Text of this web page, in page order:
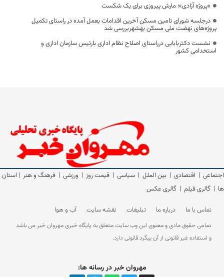
«پروژه آزادی»؛ مارش پیروزی برای یک شکست
درجلسه شورای تامین مسکن آخرین اقدامات بعمل آمده در راستای تکمیل
پروژه‌های نهضت ملی مسکن بهشهربررسی شد
نشست دکتربابایی درراستای اصلاح نظام اداری بارئیس سازمان اداری و
استخدامی کشور
اجتماعی | اقتصادی | بین الملل | سیاسی | قیمت روز | ورزشی | فرهنگ و هنر | استان
ها | گالری فیلم | گالری عکس
تماس با ما درباره ما تبلیغات نقشه سایت آب و هوا
تمامی حقوق مادی و معنوی این وب سایت متعلق به پایگاه خبری مهروان خبر می باشد
و استفاده غیر قانونی از آن پیگرد قانونی دارد.
مهروان خبر در رسانه ها: